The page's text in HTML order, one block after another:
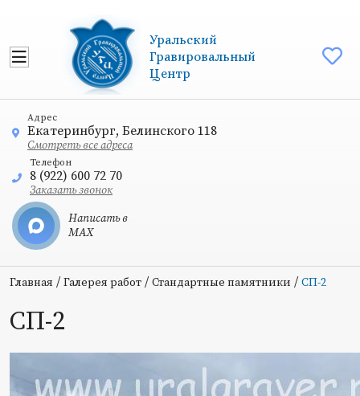
Уральский
Гравировальный
Центр
Адрес
Екатеринбург, Белинского 118
Смотреть все адреса
Телефон
8 (922) 600 72 70
Заказать звонок
Написать в
MAX
Главная / Галерея работ / Стандартные памятники / СП-2
СП-2